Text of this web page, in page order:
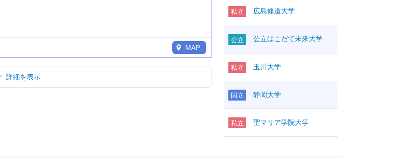
MAP
詳細を表示
私立 広島修道大学
公立 公立はこだて未来大学
私立 玉川大学
国立 静岡大学
私立 聖マリア学院大学